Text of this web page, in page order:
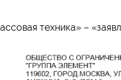
техника» –